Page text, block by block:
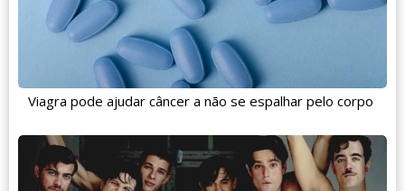
Viagra pode ajudar câncer a não se espalhar pelo corpo